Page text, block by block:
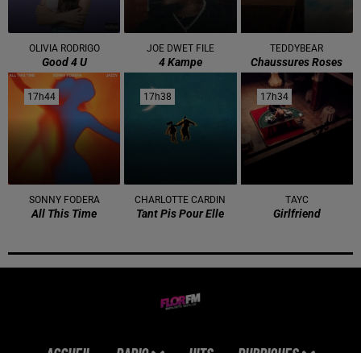
OLIVIA RODRIGO
Good 4 U
JOE DWET FILE
4 Kampe
TEDDYBEAR
Chaussures Roses
17h44
17h44
SONNY FODERA
All This Time
17h38
17h38
CHARLOTTE CARDIN
Tant Pis Pour Elle
17h34
17h34
TAYC
Girlfriend